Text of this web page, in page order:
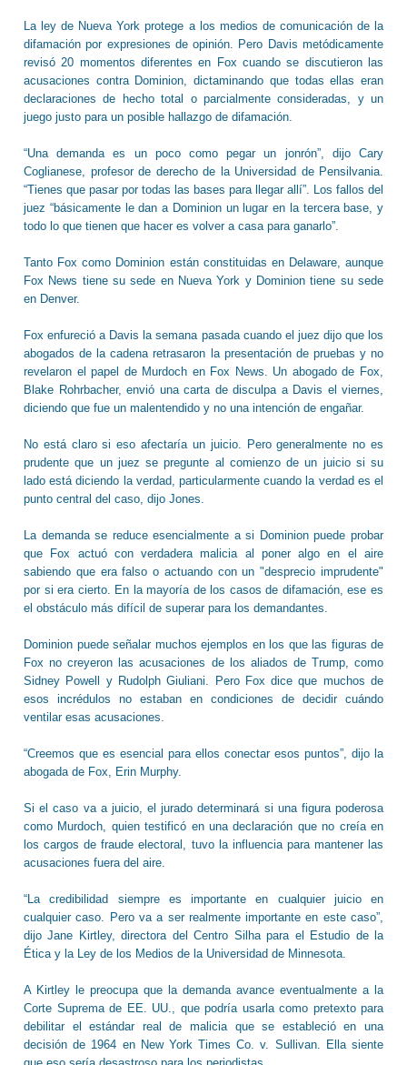
La ley de Nueva York protege a los medios de comunicación de la
difamación por expresiones de opinión. Pero Davis metódicamente
revisó 20 momentos diferentes en Fox cuando se discutieron las
acusaciones contra Dominion, dictaminando que todas ellas eran
declaraciones de hecho total o parcialmente consideradas, y un
juego justo para un posible hallazgo de difamación.
“Una demanda es un poco como pegar un jonrón”, dijo Cary
Coglianese, profesor de derecho de la Universidad de Pensilvania.
“Tienes que pasar por todas las bases para llegar allí”. Los fallos del
juez “básicamente le dan a Dominion un lugar en la tercera base, y
todo lo que tienen que hacer es volver a casa para ganarlo”.
Tanto Fox como Dominion están constituidas en Delaware, aunque
Fox News tiene su sede en Nueva York y Dominion tiene su sede
en Denver.
Fox enfureció a Davis la semana pasada cuando el juez dijo que los
abogados de la cadena retrasaron la presentación de pruebas y no
revelaron el papel de Murdoch en Fox News. Un abogado de Fox,
Blake Rohrbacher, envió una carta de disculpa a Davis el viernes,
diciendo que fue un malentendido y no una intención de engañar.
No está claro si eso afectaría un juicio. Pero generalmente no es
prudente que un juez se pregunte al comienzo de un juicio si su
lado está diciendo la verdad, particularmente cuando la verdad es el
punto central del caso, dijo Jones.
La demanda se reduce esencialmente a si Dominion puede probar
que Fox actuó con verdadera malicia al poner algo en el aire
sabiendo que era falso o actuando con un "desprecio imprudente"
por si era cierto. En la mayoría de los casos de difamación, ese es
el obstáculo más difícil de superar para los demandantes.
Dominion puede señalar muchos ejemplos en los que las figuras de
Fox no creyeron las acusaciones de los aliados de Trump, como
Sidney Powell y Rudolph Giuliani. Pero Fox dice que muchos de
esos incrédulos no estaban en condiciones de decidir cuándo
ventilar esas acusaciones.
“Creemos que es esencial para ellos conectar esos puntos”, dijo la
abogada de Fox, Erin Murphy.
Si el caso va a juicio, el jurado determinará si una figura poderosa
como Murdoch, quien testificó en una declaración que no creía en
los cargos de fraude electoral, tuvo la influencia para mantener las
acusaciones fuera del aire.
“La credibilidad siempre es importante en cualquier juicio en
cualquier caso. Pero va a ser realmente importante en este caso”,
dijo Jane Kirtley, directora del Centro Silha para el Estudio de la
Ética y la Ley de los Medios de la Universidad de Minnesota.
A Kirtley le preocupa que la demanda avance eventualmente a la
Corte Suprema de EE. UU., que podría usarla como pretexto para
debilitar el estándar real de malicia que se estableció en una
decisión de 1964 en New York Times Co. v. Sullivan. Ella siente